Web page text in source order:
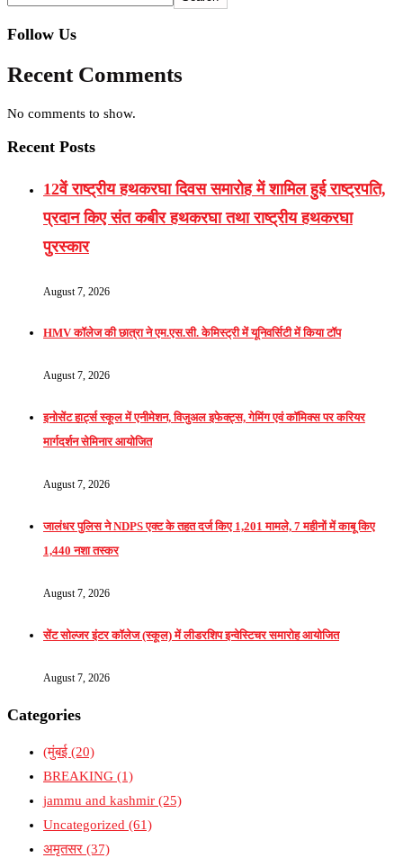
Follow Us
Recent Comments
No comments to show.
Recent Posts
12वें राष्ट्रीय हथकरघा दिवस समारोह में शामिल हुई राष्ट्रपति,
प्रदान किए संत कबीर हथकरघा तथा राष्ट्रीय हथकरघा
पुरस्कार
August 7, 2026
HMV कॉलेज की छात्रा ने एम.एस.सी. केमिस्ट्री में यूनिवर्सिटी में किया टॉप
August 7, 2026
इनोसेंट हार्ट्स स्कूल में एनीमेशन, विजुअल इफेक्ट्स, गेमिंग एवं कॉमिक्स पर करियर
मार्गदर्शन सेमिनार आयोजित
August 7, 2026
जालंधर पुलिस ने NDPS एक्ट के तहत दर्ज किए 1,201 मामले, 7 महीनों में काबू किए
1,440 नशा तस्कर
August 7, 2026
सेंट सोल्जर इंटर कॉलेज (स्कूल) में लीडरशिप इन्वेस्टिचर समारोह आयोजित
August 7, 2026
Categories
(मुंबई (20)
BREAKING (1)
jammu and kashmir (25)
Uncategorized (61)
अमृतसर (37)